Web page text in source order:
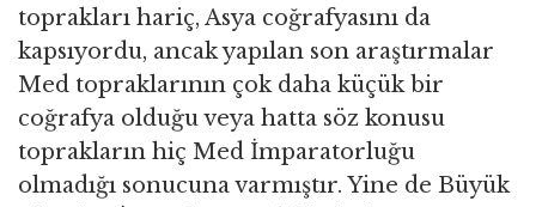
toprakları hariç, Asya coğrafyasını da
kapsıyordu, ancak yapılan son araştırmalar
Med topraklarının çok daha küçük bir
coğrafya olduğu veya hatta söz konusu
toprakların hiç Med İmparatorluğu
olmadığı sonucuna varmıştır. Yine de Büyük